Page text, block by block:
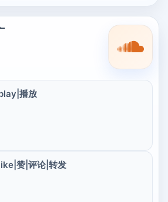
播放
赞|评论|转发